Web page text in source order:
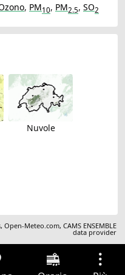
, PM10, PM2.5, SO2
Nuvole
,Open-Meteo.com,CAMS ENSEMBLE
data provider